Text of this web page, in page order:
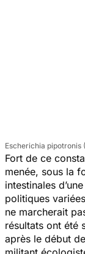
Escherichia pipotronis
Fort de ce
menée, sous la
intestinales
politiques
ne marcherait
résultats ont été
après le début